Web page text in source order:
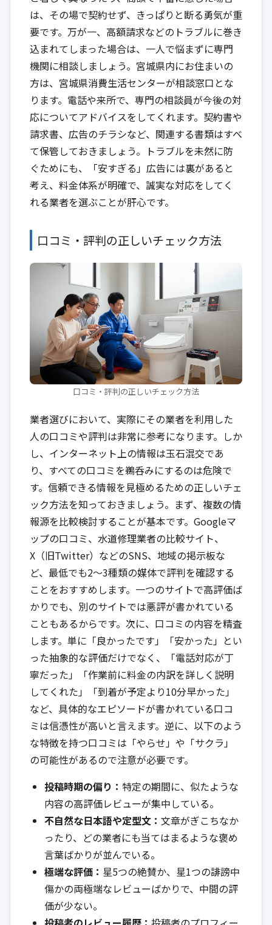
は、その場で契約せず、きっぱりと断る勇気が重
要です。万が一、高額請求などのトラブルに巻き
込まれてしまった場合は、一人で悩まずに専門
機関に相談しましょう。宮城県内にお住まいの
方は、 宮城県消費生活センターが相談窓口とな
ります。電話や来所で、専門の相談員が今後の対
応についてアドバイスをしてくれます。契約書や
請求書、広告のチラシなど、関連する書類はすべ
て保管しておきましょう。トラブルを未然に防
ぐためにも、「安すぎる」広告には裏があると
考え、料金体系が明確で、誠実な対応をしてく
れる業者を選ぶことが肝心です。
口コミ・評判の正しいチェック方法
口コミ・評判の正しいチェック方法
業者選びにおいて、実際にその業者を利用した
人の口コミや評判は非常に参考になります。しか
し、インターネット上の情報は玉石混交であ
り、すべての口コミを鵜呑みにするのは危険で
す。信頼できる情報を見極めるための正しいチェ
ック方法を知っておきましょう。まず、複数の情
報源を比較検討することが基本です。Googleマ
ップの口コミ、水道修理業者の比較サイト、
X（旧Twitter）などのSNS、地域の掲示板な
ど、最低でも2〜3種類の媒体で評判を確認する
ことをおすすめします。一つのサイトで高評価ば
かりでも、別のサイトでは悪評が書かれている
こともあるからです。次に、口コミの内容を精査
します。単に「良かったです」「安かった」とい
った抽象的な評価だけでなく、「電話対応が丁
寧だった」「作業前に料金の内訳を詳しく説明
してくれた」「到着が予定より10分早かった」
など、具体的なエピソードが書かれている口コ
ミは信憑性が高いと言えます。逆に、以下のよう
な特徴を持つ口コミは「やらせ」や「サクラ」
の可能性があるので注意が必要です。
投稿時期の偏り： 特定の期間に、似たような
内容の高評価レビューが集中している。
不自然な日本語や定型文： 文章がぎこちなか
ったり、どの業者にも当てはまるような褒め
言葉ばかりが並んでいる。
極端な評価： 星5つの絶賛か、星1つの誹謗中
傷かの両極端なレビューばかりで、中間の評
価が少ない。